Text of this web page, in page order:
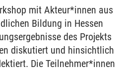
mit Akteur*innen aus
Bildung in Hessen
des Projekts
diskutiert und hinsichtlich
Die Teilnehmer*innen